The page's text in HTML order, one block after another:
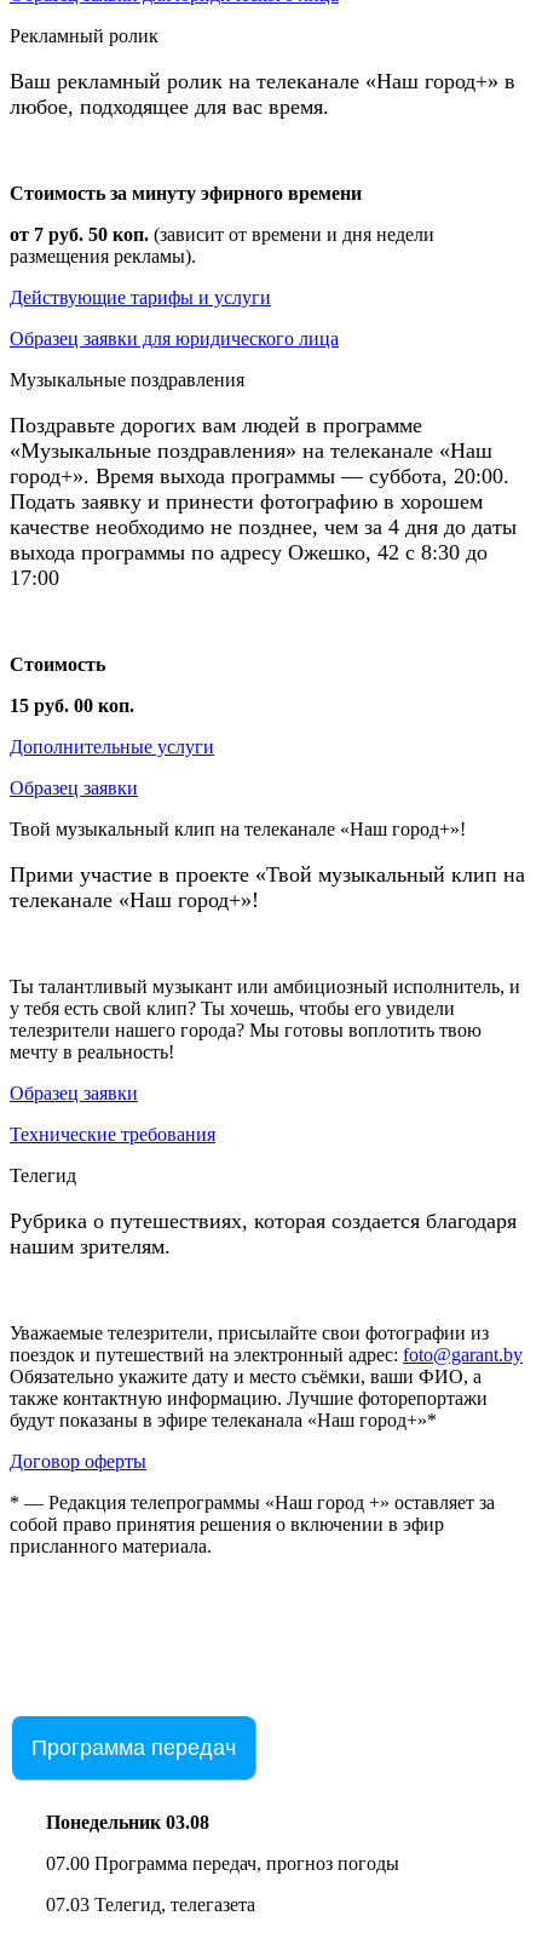
Рекламный ролик
Ваш рекламный ролик на телеканале «Наш город+» в
любое, подходящее для вас время.
Стоимость за минуту эфирного времени
от 7 руб. 50 коп. (зависит от времени и дня недели
размещения рекламы).
Действующие тарифы и услуги
Образец заявки для юридического лица
Музыкальные поздравления
Поздравьте дорогих вам людей в программе
«Музыкальные поздравления» на телеканале «Наш
город+». Время выхода программы — суббота, 20:00.
Подать заявку и принести фотографию в хорошем
качестве необходимо не позднее, чем за 4 дня до даты
выхода программы по адресу Ожешко, 42 с 8:30 до
17:00
Стоимость
15 руб. 00 коп.
Дополнительные услуги
Образец заявки
Твой музыкальный клип на телеканале «Наш город+»!
Прими участие в проекте «Твой музыкальный клип на
телеканале «Наш город+»!
Ты талантливый музыкант или амбициозный исполнитель, и
у тебя есть свой клип? Ты хочешь, чтобы его увидели
телезрители нашего города? Мы готовы воплотить твою
мечту в реальность!
Образец заявки
Технические требования
Телегид
Рубрика о путешествиях, которая создается благодаря
нашим зрителям.
Уважаемые телезрители, присылайте свои фотографии из
поездок и путешествий на электронный адрес: foto@garant.by
Обязательно укажите дату и место съёмки, ваши ФИО, а
также контактную информацию. Лучшие фоторепортажи
будут показаны в эфире телеканала «Наш город+»*
Договор оферты
* — Редакция телепрограммы «Наш город +» оставляет за
собой право принятия решения о включении в эфир
присланного материала.
Программа передач
Понедельник 03.08
07.00 Программа передач, прогноз погоды
07.03 Телегид, телегазета